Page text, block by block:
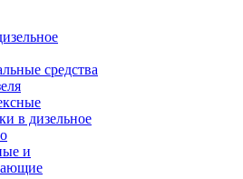
средства
в дизельное
и